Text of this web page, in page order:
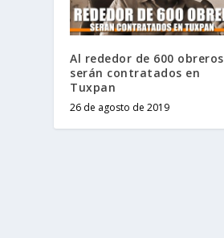
Al rededor de 600 obreros
serán contratados en
Tuxpan
26 de agosto de 2019